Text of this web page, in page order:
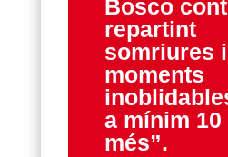
Bosco
repartint
somriures i
moments
a mínim 10
més”.